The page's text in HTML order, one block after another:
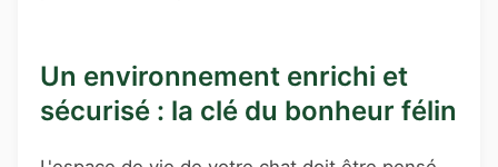
Un environnement enrichi et
sécurisé : la clé du bonheur félin